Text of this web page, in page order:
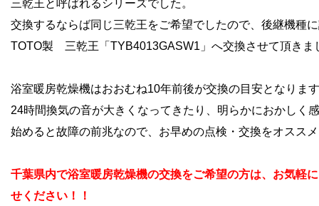
三乾王と呼ばれるシリーズでした。
交換するならば同じ三乾王をご希望でしたので、後継機種
TOTO製 三乾王「TYB4013GASW1」へ交換させて頂きま
浴室暖房乾燥機はおおむね10年前後が交換の目安となりま
24時間換気の音が大きくなってきたり、明らかにおかしく
始めると故障の前兆なので、お早めの点検・交換をオスス
千葉県内で浴室暖房乾燥機の交換をご希望の方は、お気軽
せください！！